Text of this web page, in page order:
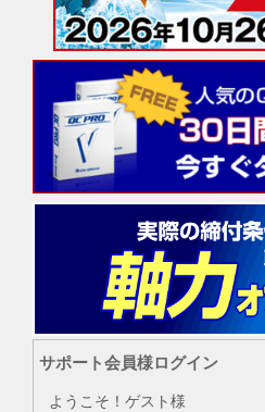
サポート会員様ログイン
ようこそ！ゲスト様